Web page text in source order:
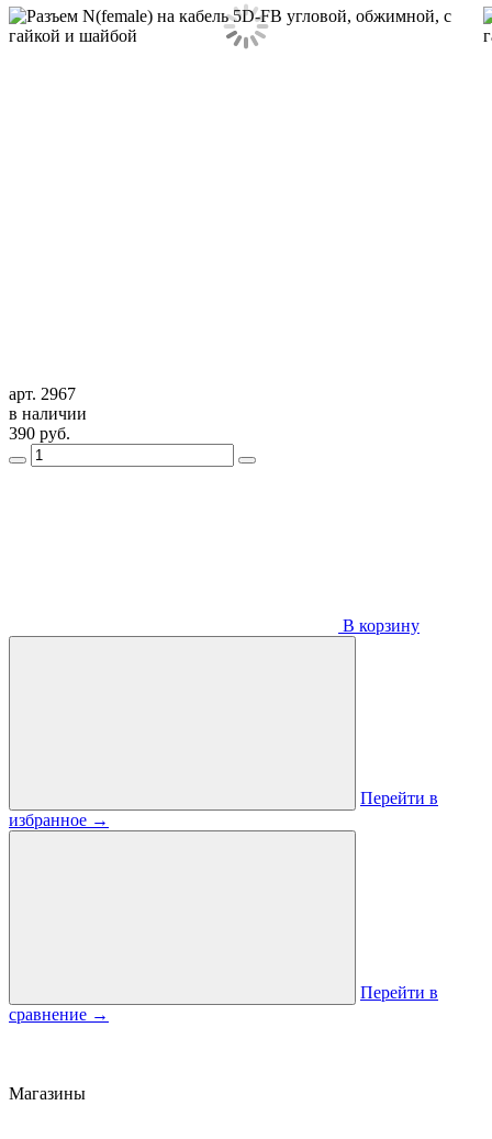
арт. 2967
в наличии
390 руб.
В корзину
Перейти в
избранное →
Перейти в
сравнение →
Магазины